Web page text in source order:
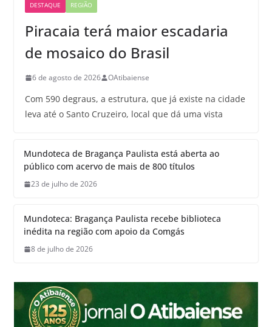
DESTAQUE REGIÃO
Piracaia terá maior escadaria
de mosaico do Brasil
6 de agosto de 2026 OAtibaiense
Com 590 degraus, a estrutura, que já existe na cidade
leva até o Santo Cruzeiro, local que dá uma vista
Mundoteca de Bragança Paulista está aberta ao
público com acervo de mais de 800 títulos
23 de julho de 2026
Mundoteca: Bragança Paulista recebe biblioteca
inédita na região com apoio da Comgás
8 de julho de 2026